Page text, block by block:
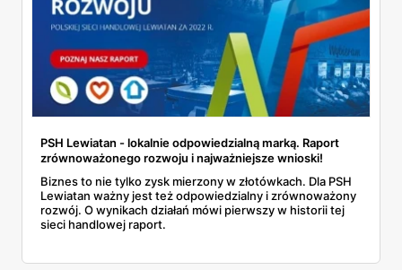
PSH Lewiatan - lokalnie odpowiedzialną marką. Raport
zrównoważonego rozwoju i najważniejsze wnioski!
Biznes to nie tylko zysk mierzony w złotówkach. Dla PSH
Lewiatan ważny jest też odpowiedzialny i zrównoważony
rozwój. O wynikach działań mówi pierwszy w historii tej
sieci handlowej raport.